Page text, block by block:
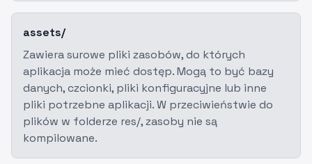
assets/
Zawiera surowe pliki zasobów, do których
aplikacja może mieć dostęp. Mogą to być bazy
danych, czcionki, pliki konfiguracyjne lub inne
pliki potrzebne aplikacji. W przeciwieństwie do
plików w folderze res/, zasoby nie są
kompilowane.